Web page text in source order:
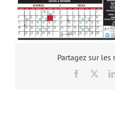
Partagez sur les
Facebook